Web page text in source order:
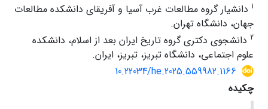
1 دانشیار گروه مطالعات غرب آسیا و آفریقای دانشکده مطالعات
جهان، دانشگاه تهران.
2 دانشجوی دکتری گروه تاریخ ایران بعد از اسلام، دانشکده
علوم اجتماعی، دانشگاه تبریز، تبریز، ایران.
10.22034/he.2025.559982.1166
چکیده